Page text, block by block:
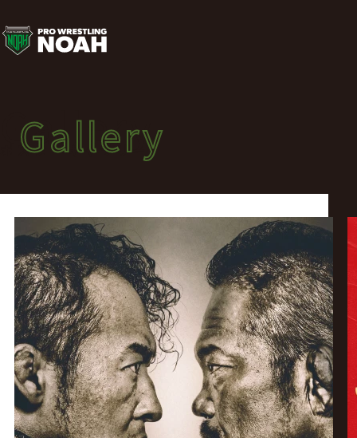
ポ
ス
ー
ギ
ャ
ラ
リ
ー
Gallery
ポスターギャラリー
Gallery